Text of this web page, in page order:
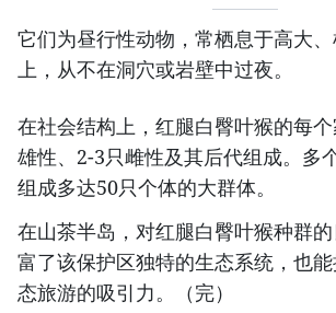
它们为昼行性动物，常栖息于高大
上，从不在洞穴或岩壁中过夜。
在社会结构上，红腿白臀叶猴的每
雄性、2-3只雌性及其后代组成。多
组成多达50只个体的大群体。
在山茶半岛，对红腿白臀叶猴种群
富了该保护区独特的生态系统，也
态旅游的吸引力。（完）